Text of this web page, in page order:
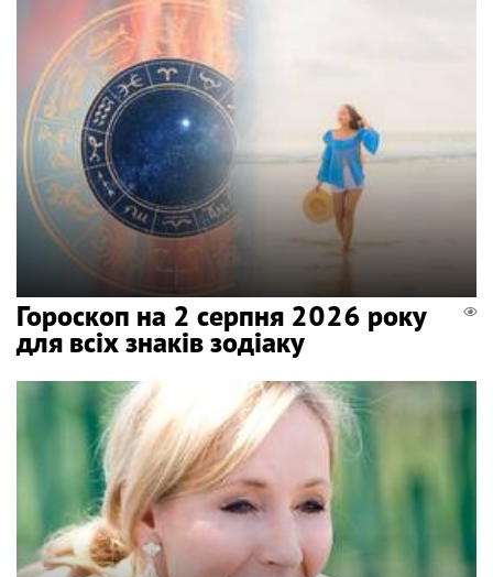
Гороскоп на 2 серпня 2026 року
для всіх знаків зодіаку